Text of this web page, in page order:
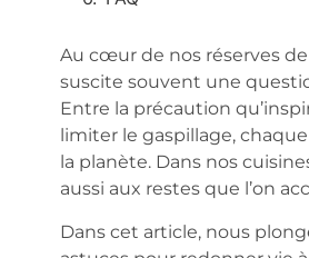
Au cœur de nos réserves
suscite souvent une
Entre la précaution
limiter le gaspillage,
la planète. Dans nos
aussi aux restes que l’on
Dans cet article, nous